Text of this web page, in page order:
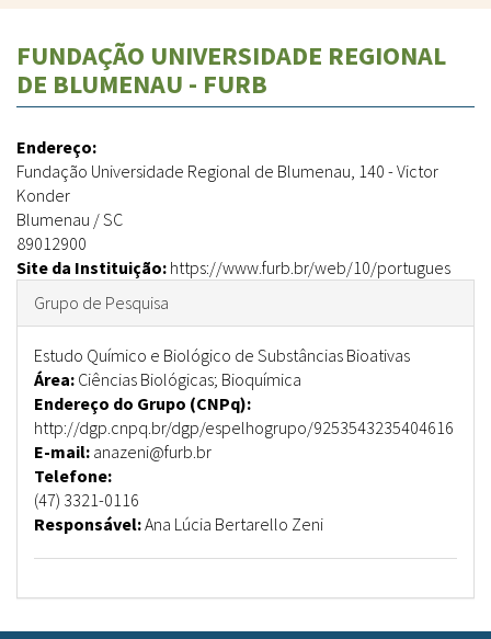
FUNDAÇÃO UNIVERSIDADE REGIONAL
DE BLUMENAU - FURB
Endereço:
Fundação Universidade Regional de Blumenau, 140 -Victor
Konder
Blumenau /SC
89012900
Site da Instituição: https://www.furb.br/web/10/portugues
Ocultar
Grupo de Pesquisa
Estudo Químico e Biológico de Substâncias Bioativas
Área: Ciências Biológicas; Bioquímica
Endereço do Grupo (CNPq):
http://dgp.cnpq.br/dgp/espelhogrupo/9253543235404616
E-mail: anazeni@furb.br
Telefone:
(47) 3321-0116
Responsável:Ana Lúcia Bertarello Zeni